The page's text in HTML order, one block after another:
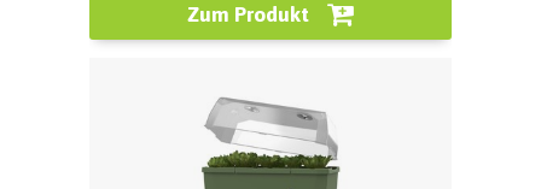
Zum Produkt